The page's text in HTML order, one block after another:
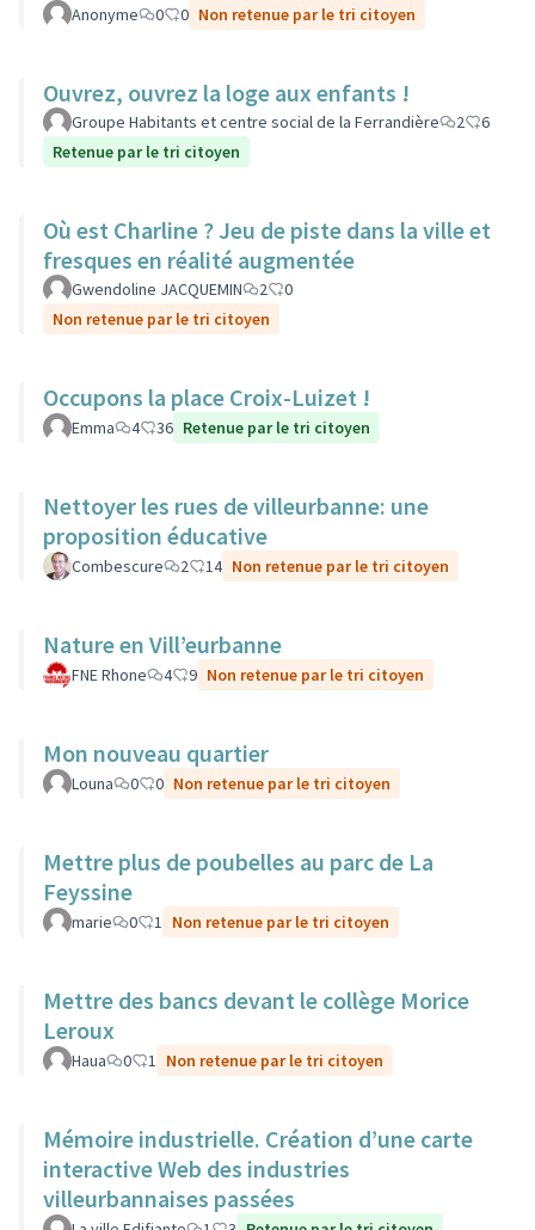
Anonyme 0 0 Non retenue par le tri citoyen
Ouvrez, ouvrez la loge aux enfants !
Groupe Habitants et centre social de la Ferrandière 2
6
Retenue par le tri citoyen
Où est Charline ? Jeu de piste dans la ville et
fresques en réalité augmentée
Gwendoline JACQUEMIN 2
0
Non retenue par le tri citoyen
Occupons la place Croix-Luizet !
Emma 4 36 Retenue par le tri citoyen
Nettoyer les rues de villeurbanne: une
proposition éducative
Combescure 2 14 Non retenue par le tri citoyen
Nature en Vill’eurbanne
FNE Rhone 4 9 Non retenue par le tri citoyen
Mon nouveau quartier
Louna 0 0 Non retenue par le tri citoyen
Mettre plus de poubelles au parc de La
Feyssine
marie 0 1 Non retenue par le tri citoyen
Mettre des bancs devant le collège Morice
Leroux
Haua 0 1 Non retenue par le tri citoyen
Mémoire industrielle. Création d’une carte
interactive Web des industries
villeurbannaises passées